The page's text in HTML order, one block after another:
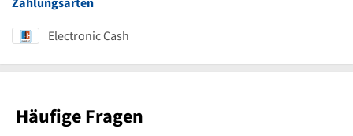
Electronic Cash
Häufige Fragen